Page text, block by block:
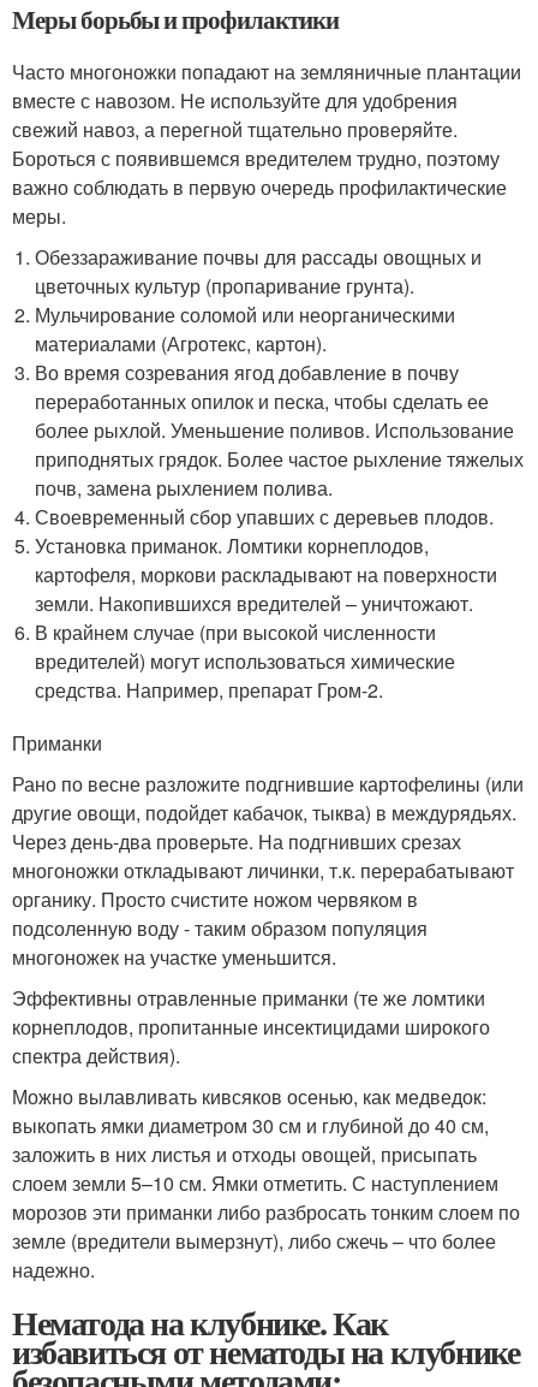
Меры борьбы и профилактики
Часто многоножки попадают на земляничные плантации
вместе с навозом. Не используйте для удобрения
свежий навоз, а перегной тщательно проверяйте.
Бороться с появившемся вредителем трудно, поэтому
важно соблюдать в первую очередь профилактические
меры.
Обеззараживание почвы для рассады овощных и
цветочных культур (пропаривание грунта).
Мульчирование соломой или неорганическими
материалами (Агротекс, картон).
Во время созревания ягод добавление в почву
переработанных опилок и песка, чтобы сделать ее
более рыхлой. Уменьшение поливов. Использование
приподнятых грядок. Более частое рыхление тяжелых
почв, замена рыхлением полива.
Своевременный сбор упавших с деревьев плодов.
Установка приманок. Ломтики корнеплодов,
картофеля, моркови раскладывают на поверхности
земли. Накопившихся вредителей – уничтожают.
В крайнем случае (при высокой численности
вредителей) могут использоваться химические
средства. Например, препарат Гром-2.
Приманки
Рано по весне разложите подгнившие картофелины (или
другие овощи, подойдет кабачок, тыква) в междурядьях.
Через день-два проверьте. На подгнивших срезах
многоножки откладывают личинки, т.к. перерабатывают
органику. Просто счистите ножом червяком в
подсоленную воду - таким образом популяция
многоножек на участке уменьшится.
Эффективны отравленные приманки (те же ломтики
корнеплодов, пропитанные инсектицидами широкого
спектра действия).
Можно вылавливать кивсяков осенью, как медведок:
выкопать ямки диаметром 30 см и глубиной до 40 см,
заложить в них листья и отходы овощей, присыпать
слоем земли 5–10 см. Ямки отметить. С наступлением
морозов эти приманки либо разбросать тонким слоем по
земле (вредители вымерзнут), либо сжечь – что более
надежно.
Нематода на клубнике. Как
избавиться от нематоды на клубнике